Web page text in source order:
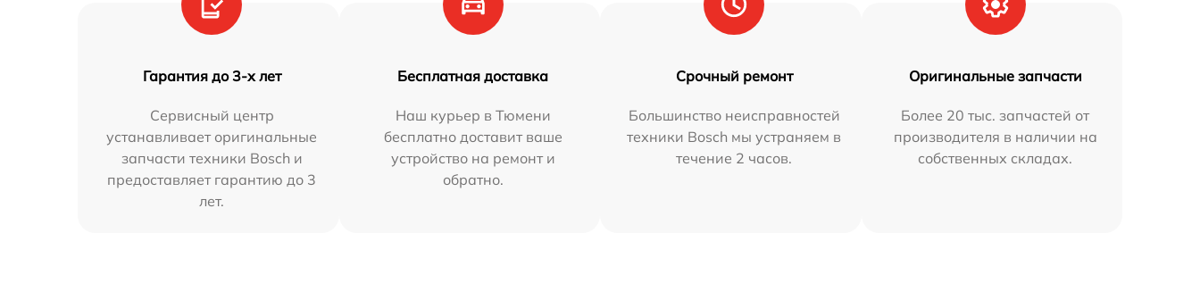
Гарантия до 3-х лет
Сервисный центр
устанавливает оригинальные
запчасти техники Bosch и
предоставляет гарантию до 3
лет.
Бесплатная доставка
Наш курьер в Тюмени
бесплатно доставит ваше
устройство на ремонт и
обратно.
Срочный ремонт
Большинство неисправностей
техники Bosch мы устраняем в
течение 2 часов.
Оригинальные запчасти
Более 20 тыс. запчастей от
производителя в наличии на
собственных складах.